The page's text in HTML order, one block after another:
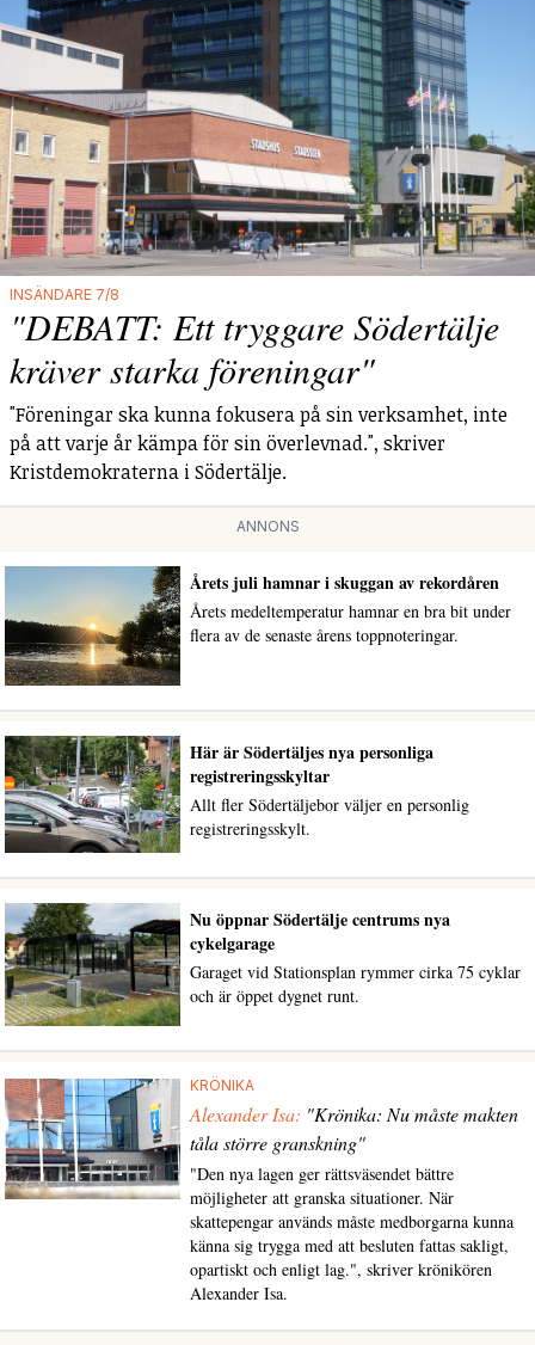
INSÄNDARE 7/8
"DEBATT: Ett tryggare Södertälje
kräver starka föreningar"
"Föreningar ska kunna fokusera på sin verksamhet, inte
på att varje år kämpa för sin överlevnad.", skriver
Kristdemokraterna i Södertälje.
ANNONS
Årets juli hamnar i skuggan av rekordåren
Årets medeltemperatur hamnar en bra bit under
flera av de senaste årens toppnoteringar.
Här är Södertäljes nya personliga
registreringsskyltar
Allt fler Södertäljebor väljer en personlig
registreringsskylt.
Nu öppnar Södertälje centrums nya
cykelgarage
Garaget vid Stationsplan rymmer cirka 75 cyklar
och är öppet dygnet runt.
KRÖNIKA
Alexander Isa: "Krönika: Nu måste makten
tåla större granskning"
"Den nya lagen ger rättsväsendet bättre
möjligheter att granska situationer. När
skattepengar används måste medborgarna kunna
känna sig trygga med att besluten fattas sakligt,
opartiskt och enligt lag.", skriver krönikören
Alexander Isa.